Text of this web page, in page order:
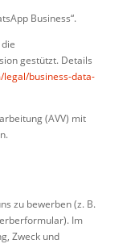
Business“.
gestützt. Details
business-data-
(AVV) mit
zu bewerben (z. B.
Im
Zweck und